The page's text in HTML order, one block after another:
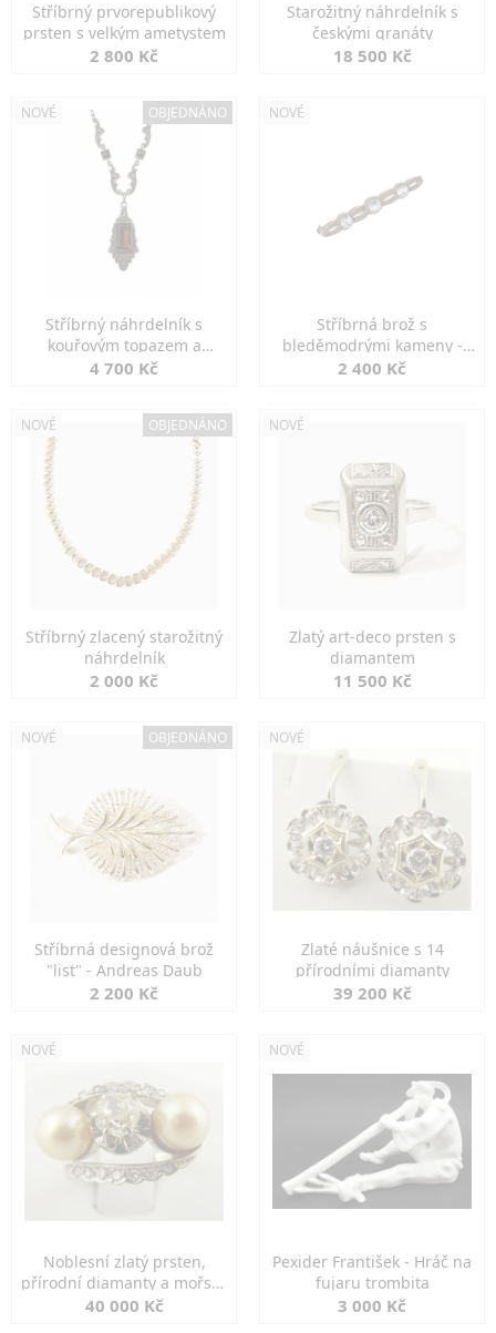
Stříbrný prvorepublikový
prsten s velkým ametystem
2 800 Kč
Starožitný náhrdelník s
českými granáty
18 500 Kč
NOVÉ OBJEDNÁNO
Stříbrný náhrdelník s
kouřovým topazem a
markazity
4 700 Kč
NOVÉ
Stříbrná brož s
bleděmodrými kameny -
jemná elegance
2 400 Kč
NOVÉ OBJEDNÁNO
Stříbrný zlacený starožitný
náhrdelník
2 000 Kč
NOVÉ
Zlatý art-deco prsten s
diamantem
11 500 Kč
NOVÉ OBJEDNÁNO
Stříbrná designová brož
"list" - Andreas Daub
2 200 Kč
NOVÉ
Zlaté náušnice s 14
přírodními diamanty
39 200 Kč
NOVÉ
Noblesní zlatý prsten,
přírodní diamanty a mořské
perly
40 000 Kč
NOVÉ
Pexider František - Hráč na
fujaru trombita
3 000 Kč